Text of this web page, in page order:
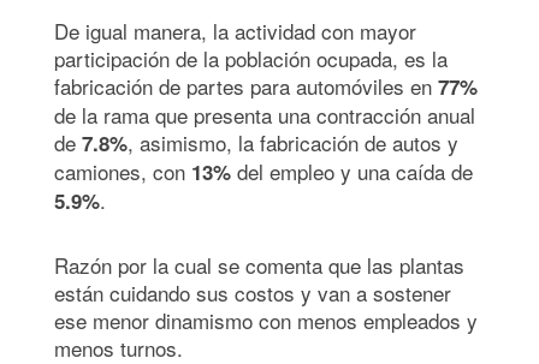
De igual manera, la actividad con mayor
participación de la población ocupada, es la
fabricación de partes para automóviles en 77%
de la rama que presenta una contracción anual
de 7.8%, asimismo, la fabricación de autos y
camiones, con 13% del empleo y una caída de
5.9%.
Razón por la cual se comenta que las plantas
están cuidando sus costos y van a sostener
ese menor dinamismo con menos empleados y
menos turnos.